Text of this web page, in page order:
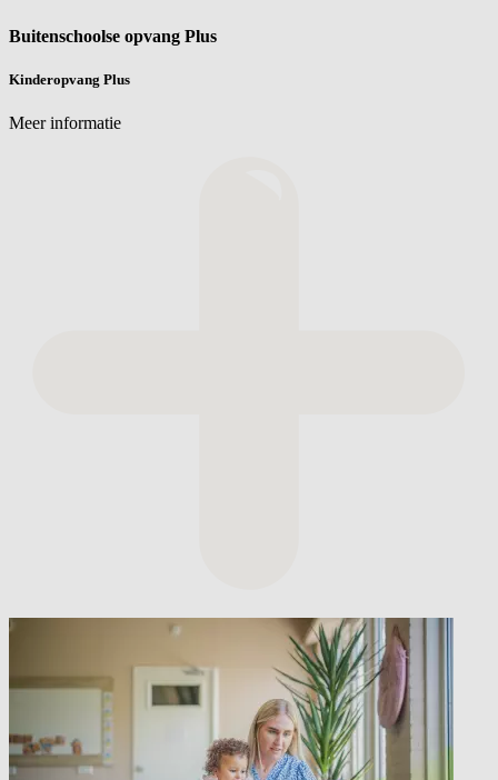
Buitenschoolse opvang Plus
Kinderopvang Plus
Meer informatie